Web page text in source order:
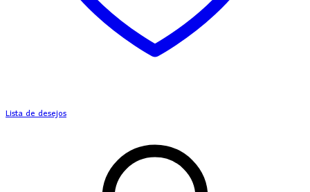
Lista de desejos